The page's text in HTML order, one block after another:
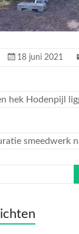
18 juni 2021
hek Hodenpijl
smeedwerk